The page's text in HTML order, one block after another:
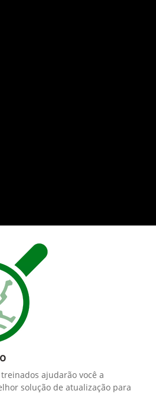
ajudarão você a
solução de atualização para